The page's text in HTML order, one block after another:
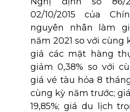
02/10/2015 của
nguyên nhân làm
năm 2021 so với cùng
giá các mặt hàng
giảm 0,38% so với
giá vé tàu hỏa 8
cùng kỳ năm trước;
19,85%; giá du lịch